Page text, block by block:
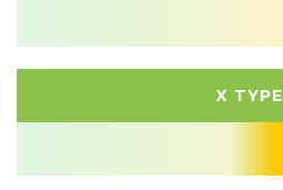
X TYPE